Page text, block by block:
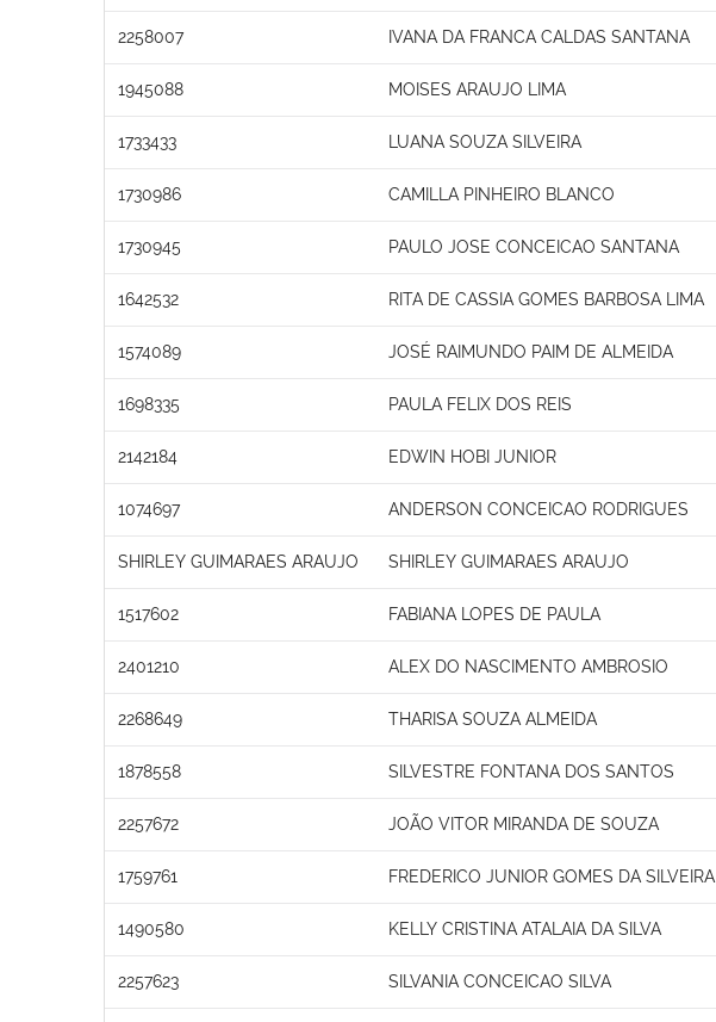
2258007 IVANA DA FRANCA CALDAS SANTANA
1945088 MOISES ARAUJO LIMA
1733433 LUANA SOUZA SILVEIRA
1730986 CAMILLA PINHEIRO BLANCO
1730945 PAULO JOSE CONCEICAO SANTANA
1642532 RITA DE CASSIA GOMES BARBOSA LIMA
1574089 JOSÉ RAIMUNDO PAIM DE ALMEIDA
1698335 PAULA FELIX DOS REIS
2142184 EDWIN HOBI JUNIOR
1074697 ANDERSON CONCEICAO RODRIGUES
SHIRLEY GUIMARAES ARAUJO SHIRLEY GUIMARAES ARAUJO
1517602 FABIANA LOPES DE PAULA
2401210 ALEX DO NASCIMENTO AMBROSIO
2268649 THARISA SOUZA ALMEIDA
1878558 SILVESTRE FONTANA DOS SANTOS
2257672 JOÃO VITOR MIRANDA DE SOUZA
1759761 FREDERICO JUNIOR GOMES DA SILVEIRA
1490580 KELLY CRISTINA ATALAIA DA SILVA
2257623 SILVANIA CONCEICAO SILVA